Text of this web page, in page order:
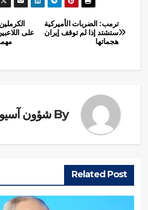
تصفّح
المقالات
على
ترمب: الضربات الأميركية
ستشتد إذا لم توقف إيران
هجماتها
By شؤون
Related Post